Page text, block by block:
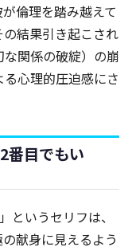
倫理を踏み越えて
結果引き起こされ
関係の破綻）の崩
る心理的圧迫感にさ
番目でもい
というセリフは、
献身に見えるよう